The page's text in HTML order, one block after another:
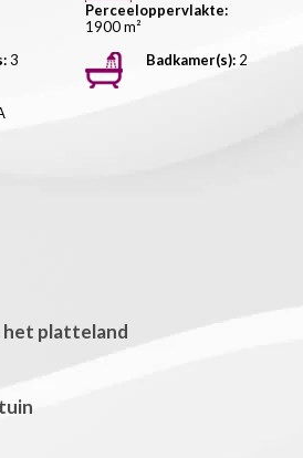
Perceeloppervlakte:
1900 m²
3 Badkamer(s): 2
platteland